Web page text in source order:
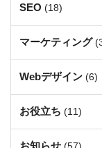
SEO (18)
マーケティング
Webデザイン (6)
お役立ち (11)
お知らせ